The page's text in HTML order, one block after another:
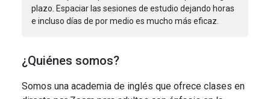
plazo. Espaciar las sesiones de estudio dejando horas
e incluso días de por medio es mucho más eficaz.
¿Quiénes somos?
Somos una academia de inglés que ofrece clases en